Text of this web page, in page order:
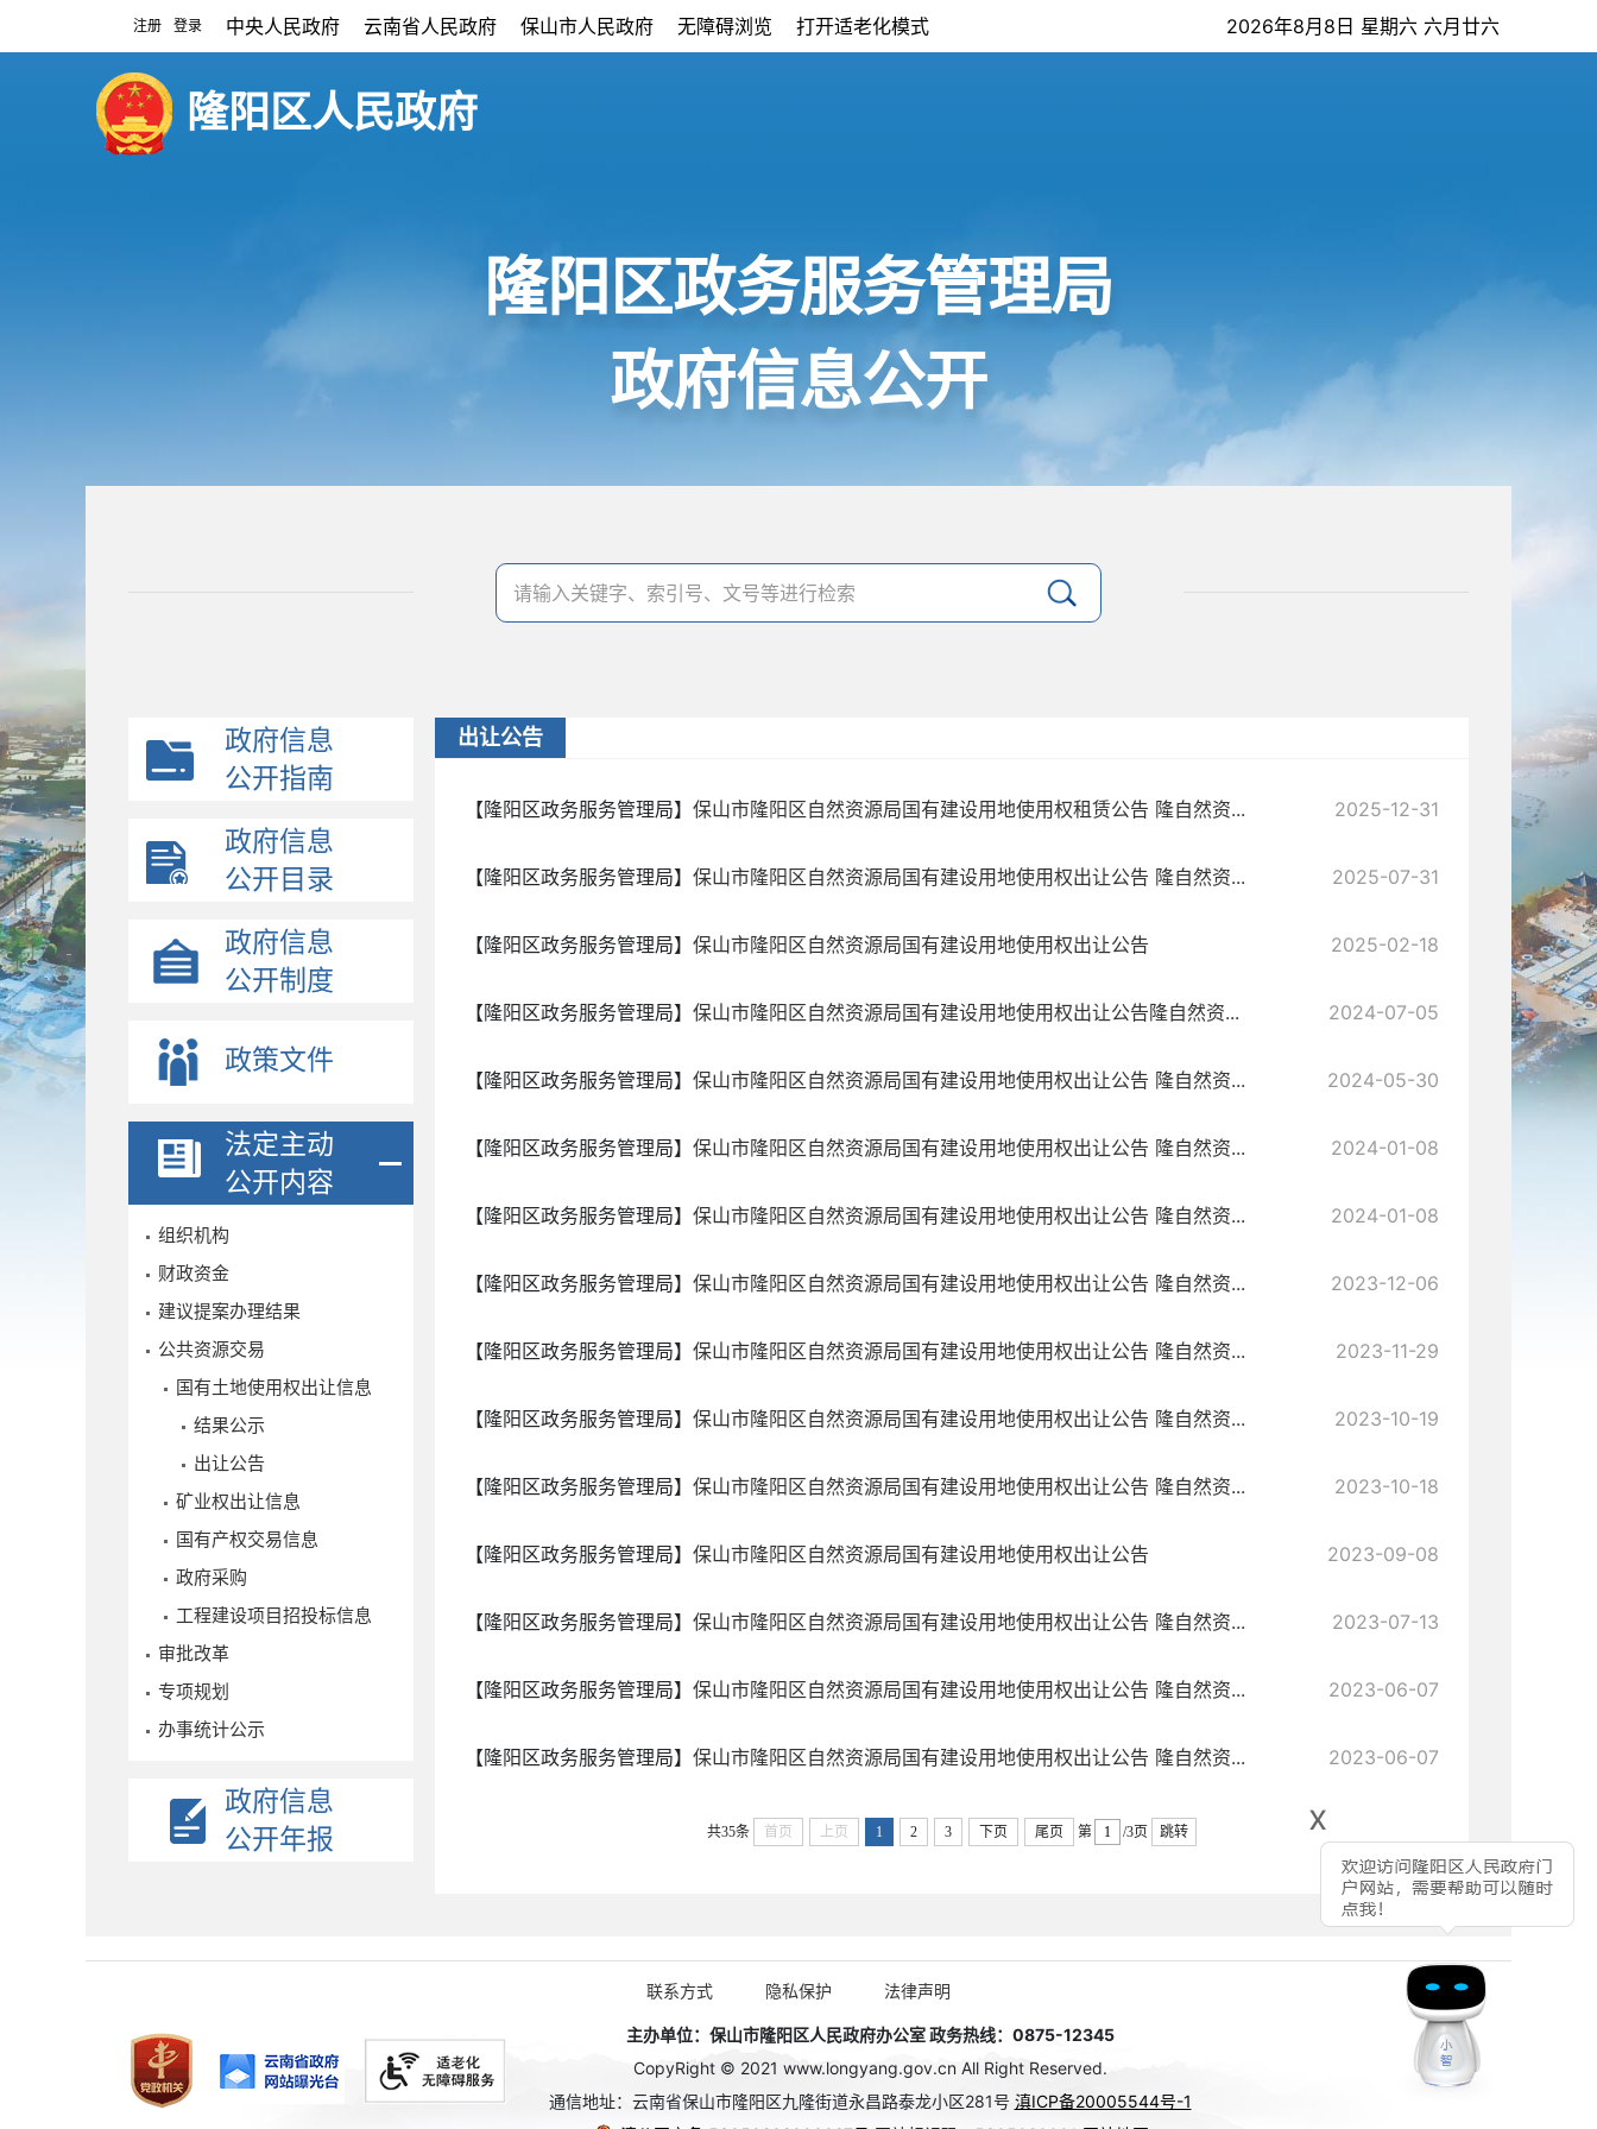
注册 登录
x
中央人民政府 云南省人民政府 保山市人民政府 无障碍浏览 打开适老化模式 2026年8月8日 星期六 六月廿六
隆阳区人民政府
隆阳区政务服务管理局
政府信息公开
政府信息
公开指南
政府信息
公开目录
政府信息
公开制度
政策文件
法定主动
公开内容
组织机构
财政资金
建议提案办理结果
公共资源交易
国有土地使用权出让信息
结果公示
出让公告
矿业权出让信息
国有产权交易信息
政府采购
工程建设项目招投标信息
审批改革
专项规划
办事统计公示
政府信息
公开年报
出让公告
【隆阳区政务服务管理局】 保山市隆阳区自然资源局国有建设用地使用权租赁公告 隆自然资... 2025-12-31
【隆阳区政务服务管理局】 保山市隆阳区自然资源局国有建设用地使用权出让公告 隆自然资... 2025-07-31
【隆阳区政务服务管理局】 保山市隆阳区自然资源局国有建设用地使用权出让公告 2025-02-18
【隆阳区政务服务管理局】 保山市隆阳区自然资源局国有建设用地使用权出让公告隆自然资... 2024-07-05
【隆阳区政务服务管理局】 保山市隆阳区自然资源局国有建设用地使用权出让公告 隆自然资... 2024-05-30
【隆阳区政务服务管理局】 保山市隆阳区自然资源局国有建设用地使用权出让公告 隆自然资... 2024-01-08
【隆阳区政务服务管理局】 保山市隆阳区自然资源局国有建设用地使用权出让公告 隆自然资... 2024-01-08
【隆阳区政务服务管理局】 保山市隆阳区自然资源局国有建设用地使用权出让公告 隆自然资... 2023-12-06
【隆阳区政务服务管理局】 保山市隆阳区自然资源局国有建设用地使用权出让公告 隆自然资... 2023-11-29
【隆阳区政务服务管理局】 保山市隆阳区自然资源局国有建设用地使用权出让公告 隆自然资... 2023-10-19
【隆阳区政务服务管理局】 保山市隆阳区自然资源局国有建设用地使用权出让公告 隆自然资... 2023-10-18
【隆阳区政务服务管理局】 保山市隆阳区自然资源局国有建设用地使用权出让公告 2023-09-08
【隆阳区政务服务管理局】 保山市隆阳区自然资源局国有建设用地使用权出让公告 隆自然资... 2023-07-13
【隆阳区政务服务管理局】 保山市隆阳区自然资源局国有建设用地使用权出让公告 隆自然资... 2023-06-07
【隆阳区政务服务管理局】 保山市隆阳区自然资源局国有建设用地使用权出让公告 隆自然资... 2023-06-07
共35条 首页 上页 1 2 3 下页 尾页 第 /3页 跳转
联系方式 隐私保护 法律声明
主办单位：保山市隆阳区人民政府办公室 政务热线：0875-12345
CopyRight © 2021 www.longyang.gov.cn All Right Reserved.
通信地址：云南省保山市隆阳区九隆街道永昌路泰龙小区281号 滇ICP备20005544号-1